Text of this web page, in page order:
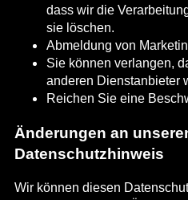
dass wir die
sie löschen.
Abmeldung von
Sie können verlangen,
anderen Dienstanbieter
Reichen Sie eine
Änderungen an
Datenschutzhinweis
Wir können diesen